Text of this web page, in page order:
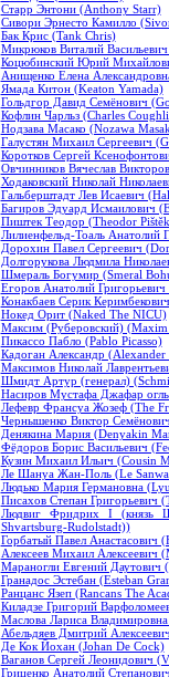
Старр Энтони (Anthony Starr)
Сивори Эрнесто Камилло
Бак Крис (Tank Chris)
Микрюков Виталий
Коцюбинский Юрий
Анищенко Елена
Ямада Китон (Keaton Yamada)
Гольдгор Давид Семёнович
Кофлин Чарльз (Charles
Нодзава Масако (Nozawa
Галустян Михаил Сергеевич
Коротков Сергей
Овчинников Вячеслав
Ходаковский Николай
Гальберштадт Лев Исаевич
Багиров Эдуард Исмаилович
Пиштек Теодор (Theodor
Лилиенфельд-Тоаль
Дорохин Павел Сергеевич
Долгорукова Людмила
Шмераль Богумир (Smeral
Егоров Анатолий
Конакбаев Серик
Нокед Орит (Naked The NICU)
Максим (Руберовский)
Пикассо Пабло (Pablo Picasso)
Кадоган Александр (Alexander
Максимов Николай
Шмидт Артур (генерал)
Насиров Мустафа Джафар
Лефевр Франсуа Жозеф (The
Чернышенко Виктор
Денякина Мария (Denyakin
Фёдоров Борис Васильевич
Кузин Михаил Ильич (Cousin
Ле Шануа Жан-Поль (Le Sanwa
Людько Мария Германовна
Писахов Степан Григорьевич
Людвиг Фридрих I (князь
Shvartsburg-Rudolstadt))
Горбатый Павел Анастасович
Алексеев Михаил Алексеевич
Мараногли Евгений Даутович
Гранадос Эстебан (Esteban
Ранцанс Язеп (Rancans The
Киладзе Григорий
Маслова Лариса
Абельдяев Дмитрий
Де Кок Йохан (Johan De Cock)
Ваганов Сергей Леонидович
Гриценко Анатолий